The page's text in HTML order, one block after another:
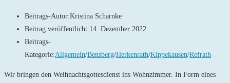
Beitrags-Autor:Kristina Scharnke
Beitrag veröffentlicht:14. Dezember 2022
Beitrags-
Kategorie:Allgemein/Bensberg/Herkenrath/Kippekausen/Refrath
Wir bringen den Weihnachtsgottesdienst ins Wohnzimmer. In Form eines